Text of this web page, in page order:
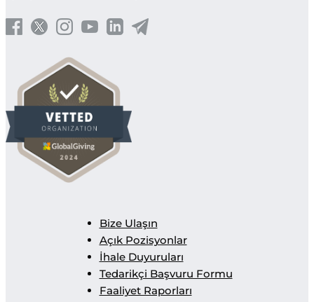
Bize Ulaşın
Açık Pozisyonlar
İhale Duyuruları
Tedarikçi Başvuru Formu
Faaliyet Raporları